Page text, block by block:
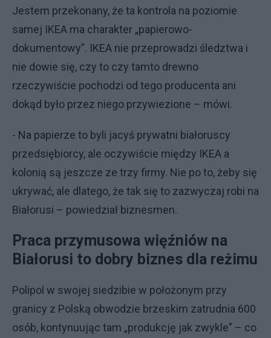
Jestem przekonany, że ta kontrola na poziomie
samej IKEA ma charakter „papierowo-
dokumentowy”. IKEA nie przeprowadzi śledztwa i
nie dowie się, czy to czy tamto drewno
rzeczywiście pochodzi od tego producenta ani
dokąd było przez niego przywiezione – mówi.
- Na papierze to byli jacyś prywatni białoruscy
przedsiębiorcy, ale oczywiście między IKEA a
kolonią są jeszcze ze trzy firmy. Nie po to, żeby się
ukrywać, ale dlatego, że tak się to zazwyczaj robi na
Białorusi – powiedział biznesmen.
Praca przymusowa więźniów na
Białorusi to dobry biznes dla reżimu
Polipol w swojej siedzibie w położonym przy
granicy z Polską obwodzie brzeskim zatrudnia 600
osób, kontynuując tam „produkcję jak zwykle” – co